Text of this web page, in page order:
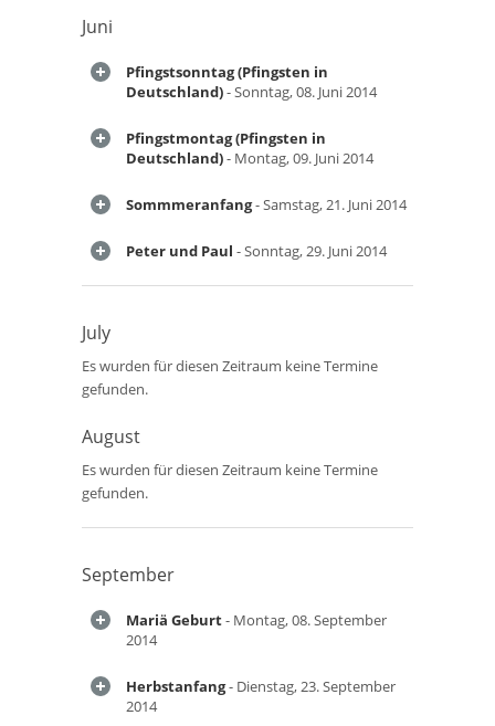
Juni
Pfingstsonntag (Pfingsten in
Deutschland)- Sonntag, 08. Juni 2014
Pfingstmontag (Pfingsten in
Deutschland)- Montag, 09. Juni 2014
Sommmeranfang- Samstag, 21. Juni 2014
Peter und Paul - Sonntag, 29. Juni 2014
July
Es wurden für diesen Zeitraum keine Termine
gefunden.
August
Es wurden für diesen Zeitraum keine Termine
gefunden.
September
Mariä Geburt- Montag, 08. September
2014
Herbstanfang- Dienstag, 23. September
2014